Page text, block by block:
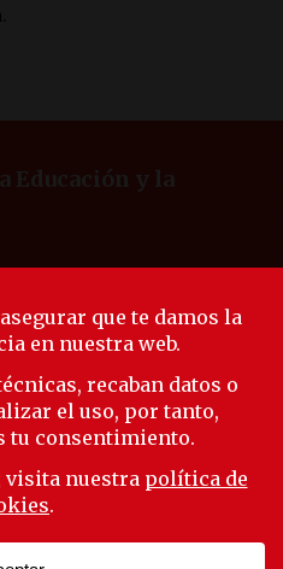
|Aviso Legal|Política de
de Cookies